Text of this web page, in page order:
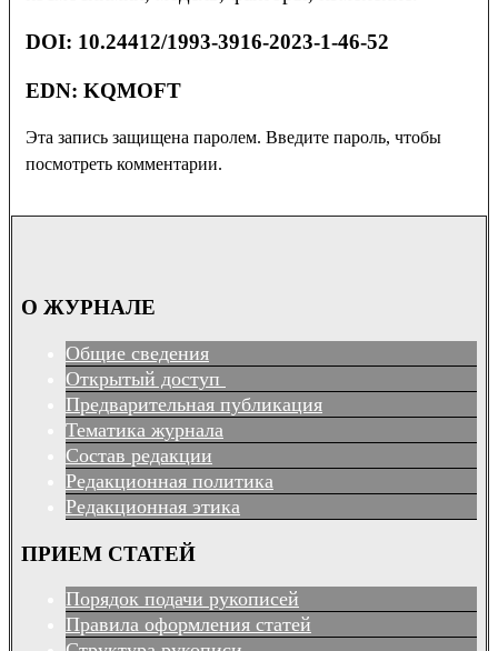
DOI: 10.24412/1993-3916-2023-1-46-52
EDN: KQMOFT
Эта запись защищена паролем. Введите пароль, чтобы
посмотреть комментарии.
О ЖУРНАЛЕ
Общие сведения
Открытый доступ
Предварительная публикация
Тематика журнала
Состав редакции
Редакционная политика
Редакционная этика
ПРИЕМ СТАТЕЙ
Порядок подачи рукописей
Правила оформления статей